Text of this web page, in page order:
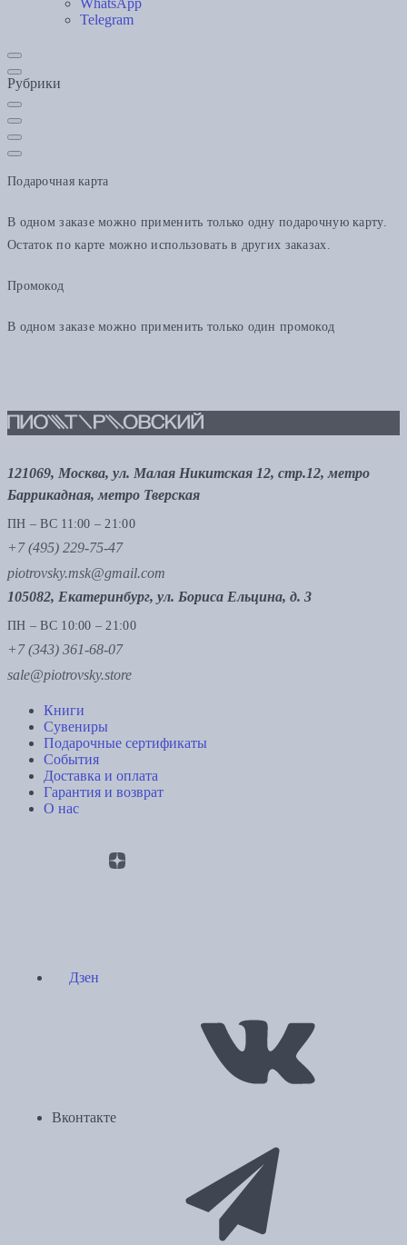
WhatsApp
Telegram
Рубрики
Подарочная карта
В одном заказе можно применить только одну подарочную карту.
Остаток по карте можно использовать в других заказах.
Промокод
В одном заказе можно применить только один промокод
121069, Москва, ул. Малая Никитская 12, стр.12, метро
Баррикадная, метро Тверская
ПН – ВС 11:00 – 21:00
+7 (495) 229-75-47
piotrovsky.msk@gmail.com
105082, Екатеринбург, ул. Бориса Ельцина, д. 3
ПН – ВС 10:00 – 21:00
+7 (343) 361-68-07
sale@piotrovsky.store
Книги
Сувениры
Подарочные сертификаты
События
Доставка и оплата
Гарантия и возврат
О нас
Дзен
Вконтакте